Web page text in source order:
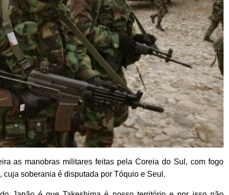
as manobras militares feitas pela Coreia do Sul, com fogo
soberania é disputada por Tóquio e Seul.